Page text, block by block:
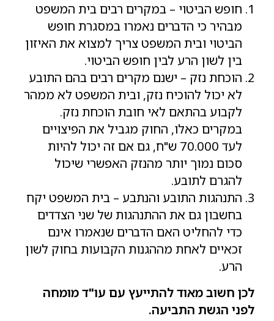
חופש הביטוי – במקרים רבים בית המשפט
מבהיר כי הדברים נאמרו במסגרת חופש
הביטוי ובית המשפט צריך למצוא את האיזון
בין לשון הרע לבין חופש הביטוי.
הוכחת נזק – ישנם מקרים רבים בהם התובע
לא יכול להוכיח נזק, ובית המשפט לא ממהר
לקבוע בהתאם לאי חובת הוכחת נזק.
במקרים כאלו, החוק מגביל את הפיצויים
לעד 70.000 ש"ח, גם אם זה יכול להיות
סכום נמוך יותר מהנזק האפשרי שיכול
להגרם לתובע.
התנהגות התובע והנתבע – בית המשפט יקח
בחשבון גם את ההתנהגות של שני הצדדים
כדי להחליט האם הדברים שנאמרו אינם
זכאיים לאחת מההגנות הקבועות בחוק לשון
הרע.
לכן חשוב מאוד להתייעץ עם עו"ד מומחה
לפני הגשת התביעה.